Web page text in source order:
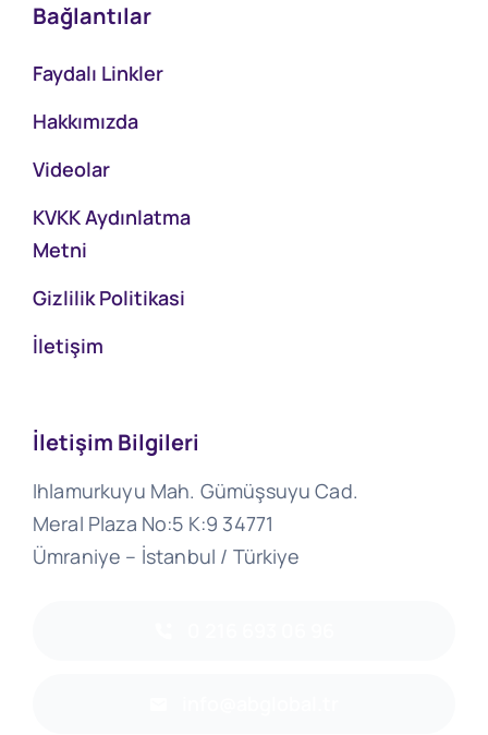
Bağlantılar
Faydalı Linkler
Hakkımızda
Videolar
KVKK Aydınlatma
Metni
Gizlilik Politikasi
İletişim
İletişim Bilgileri
Ihlamurkuyu Mah. Gümüşsuyu Cad.
Meral Plaza No:5 K:9 34771
Ümraniye – İstanbul / Türkiye